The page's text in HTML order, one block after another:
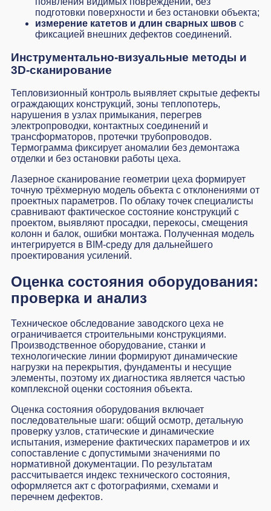
подготовки поверхности и без остановки объекта;
измерение катетов и длин сварных швовс
фиксацией внешних дефектов соединений.
Инструментально-визуальные методы и
3D-сканирование
Тепловизионный контроль выявляет скрытые дефекты
ограждающих конструкций, зоны теплопотерь,
нарушения в узлах примыкания, перегрев
электропроводки, контактных соединений и
трансформаторов, протечки трубопроводов.
Термограмма фиксирует аномалии без демонтажа
отделки и без остановки работы цеха.
Лазерное сканирование геометрии цеха формирует
точную трёхмерную модель объекта с отклонениями от
проектных параметров. По облаку точек специалисты
сравнивают фактическое состояние конструкций с
проектом, выявляют просадки, перекосы, смещения
колонн и балок, ошибки монтажа. Полученная модель
интегрируется в BIM-среду для дальнейшего
проектирования усилений.
Оценка состояния оборудования:
проверка и анализ
Техническое обследование заводского цеха не
ограничивается строительными конструкциями.
Производственное оборудование, станки и
технологические линии формируют динамические
нагрузки на перекрытия, фундаменты и несущие
элементы, поэтому их диагностика является частью
комплексной оценки состояния объекта.
Оценка состояния оборудования включает
последовательные шаги: общий осмотр, детальную
проверку узлов, статические и динамические
испытания, измерение фактических параметров и их
сопоставление с допустимыми значениями по
нормативной документации. По результатам
рассчитывается индекс технического состояния,
оформляется акт с фотографиями, схемами и
перечнем дефектов.